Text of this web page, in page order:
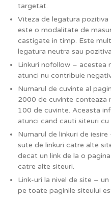
targetat.
Viteza de legatura
este o modalitate de
castigate in timp. Este
legatura neutra sau
Linkuri nofollow – acestea
atunci nu contribuie
Numarul de cuvinte al
2000 de cuvinte conteaza
100 de cuvinte. Aceasta
atunci cand cauti siteuri cu
Numarul de linkuri de
sute de linkuri catre alte
decat un link de la o
catre alte siteuri.
Link-uri la nivel de site –
pe toate paginile siteului